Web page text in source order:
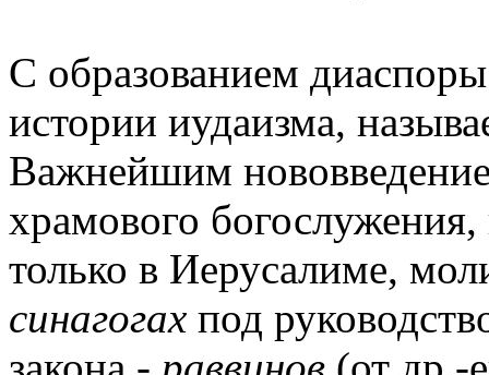
С образованием
истории иудаизма,
Важнейшим
храмового
только в Иерусалиме,
синагогах под